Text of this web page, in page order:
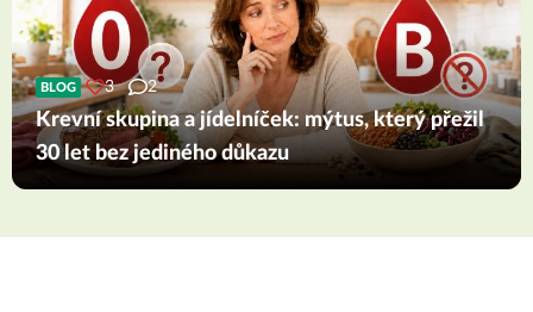
BLOG 3 2
Krevní skupina a jídelníček: mýtus, který přežil
30 let bez jediného důkazu